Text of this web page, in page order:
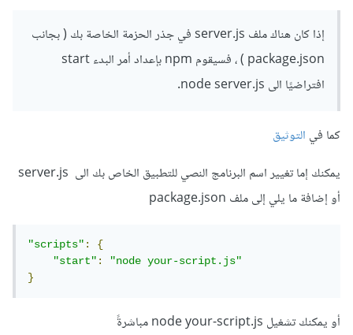
إذا كان هناك ملف server.js في جذر الحزمة الخاصة بك ( بجانب
package.json ) ، فسيقوم npm بإعداد أمر البدء start
افتراضيًا الى node server.js.
كما في التوثيق
يمكنك إما تغيير اسم البرنامج النصي للتطبيق الخاص بك الى server.js
أو إضافة ما يلي إلى ملف package.json
"scripts":
{
"start":
"node your-script.js"
}
أو يمكنك تشغيل node your-script.js مباشرةً